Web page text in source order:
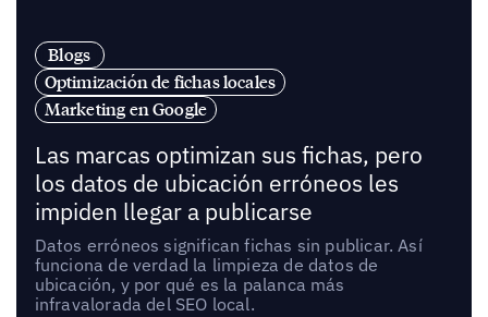
Blogs
Optimización de fichas locales
Marketing en Google
Las marcas optimizan sus fichas, pero
los datos de ubicación erróneos les
impiden llegar a publicarse
Datos erróneos significan fichas sin publicar. Así
funciona de verdad la limpieza de datos de
ubicación, y por qué es la palanca más
infravalorada del SEO local.